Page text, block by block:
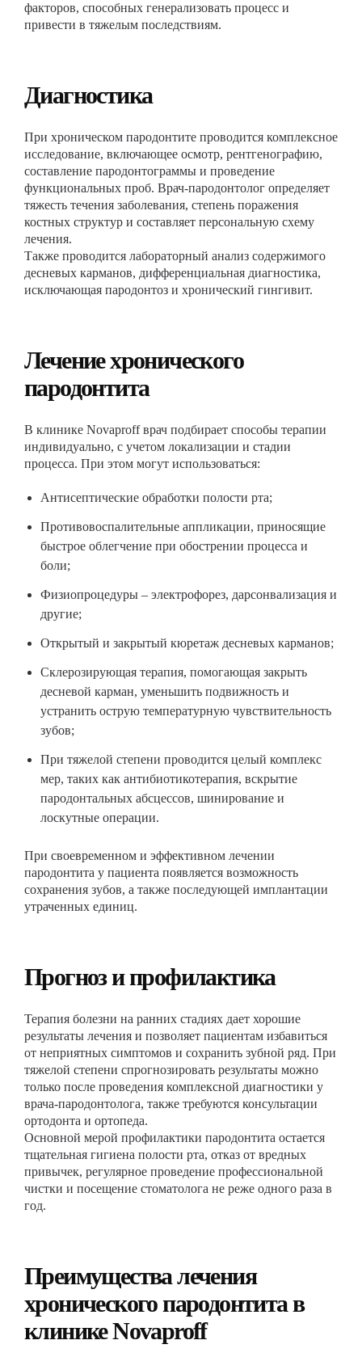
факторов, способных генерализовать процесс и
привести в тяжелым последствиям.
Диагностика
При хроническом пародонтите проводится комплексное
исследование, включающее осмотр, рентгенографию,
составление пародонтограммы и проведение
функциональных проб. Врач-пародонтолог определяет
тяжесть течения заболевания, степень поражения
костных структур и составляет персональную схему
лечения.
Также проводится лабораторный анализ содержимого
десневых карманов, дифференциальная диагностика,
исключающая пародонтоз и хронический гингивит.
Лечение хронического
пародонтита
В клинике Novaproff врач подбирает способы терапии
индивидуально, с учетом локализации и стадии
процесса. При этом могут использоваться:
Антисептические обработки полости рта;
Противовоспалительные аппликации, приносящие
быстрое облегчение при обострении процесса и
боли;
Физиопроцедуры – электрофорез, дарсонвализация и
другие;
Открытый и закрытый кюретаж десневых карманов;
Склерозирующая терапия, помогающая закрыть
десневой карман, уменьшить подвижность и
устранить острую температурную чувствительность
зубов;
При тяжелой степени проводится целый комплекс
мер, таких как антибиотикотерапия, вскрытие
пародонтальных абсцессов, шинирование и
лоскутные операции.
При своевременном и эффективном лечении
пародонтита у пациента появляется возможность
сохранения зубов, а также последующей имплантации
утраченных единиц.
Прогноз и профилактика
Терапия болезни на ранних стадиях дает хорошие
результаты лечения и позволяет пациентам избавиться
от неприятных симптомов и сохранить зубной ряд. При
тяжелой степени спрогнозировать результаты можно
только после проведения комплексной диагностики у
врача-пародонтолога, также требуются консультации
ортодонта и ортопеда.
Основной мерой профилактики пародонтита остается
тщательная гигиена полости рта, отказ от вредных
привычек, регулярное проведение профессиональной
чистки и посещение стоматолога не реже одного раза в
год.
Преимущества лечения
хронического пародонтита в
клинике Novaproff